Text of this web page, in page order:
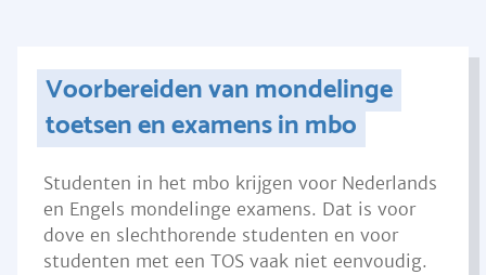
Voorbereiden van mondelinge
toetsen en examens in mbo
Studenten in het mbo krijgen voor Nederlands
en Engels mondelinge examens. Dat is voor
dove en slechthorende studenten en voor
studenten met een TOS vaak niet eenvoudig.